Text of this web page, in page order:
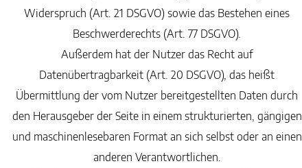
Widerspruch (Art. 21 DSGVO) sowie das Bestehen eines
Beschwerderechts (Art. 77 DSGVO).
Außerdem hat der Nutzer das Recht auf
Datenübertragbarkeit (Art. 20 DSGVO), das heißt
Übermittlung der vom Nutzer bereitgestellten Daten durch
den Herausgeber der Seite in einem strukturierten, gängigen
und maschinenlesebaren Format an sich selbst oder an einen
anderen Verantwortlichen.